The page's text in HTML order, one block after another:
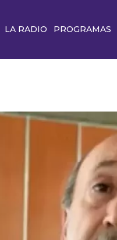
LA RADIO PROGRAMAS